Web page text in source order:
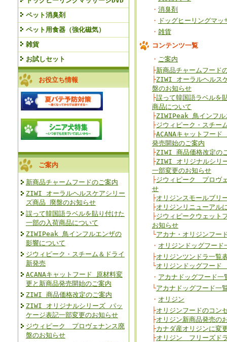
ペット消臭剤
ペット用食器（強化磁気）
雑貨
お試しセット
お役立ち情報
ご案内
新商品チャームフードのご案内
ZIWI オーラルヘルスケアシリー
ズ商品 廃盤のお知らせ
誤って韓国語ラベルを貼り付けた
一部の入荷商品について
ZIWIPeak 鳥インフルエンザの
影響について
ジウィピーク・スチーム＆ドライ
新発売
ACANAキャットフード 原材料変
更と新商品発売開始のご案内
ZIWI 商品価格改定のご案内
ZIWI オリジナルシリーズ パッ
ケージ表記一部変更のお知らせ
ジウィピーク プロヴェナンス廃
盤のお知らせ
・ 消臭剤
・ ドッグヒーリングマッ
・ 雑貨
コンテンツ一覧
・ ご案内
├新商品チャームフード
├ZIWI オーラルヘルス
盤のお知らせ
├誤って韓国語ラベルを
商品について
├ZIWIPeak 鳥インフル
├ジウィピーク・スチー
├ACANAキャットフー
発売開始のご案内
├ZIWI 商品価格改定の
├ZIWI オリジナルシリ
一部変更のお知らせ
├ジウィピーク プロヴ
せ
├オリジンスモールブリ
├オリジンリニューアル
├ジウィピークウェット
お知らせ
└アカナ・オリジンフー
・ オリジンドッグフード
├オリジンツンドラ一覧
└オリジンドッグフー
・ アカナドッグフード一
└アカナドッグフード一
・ オリジン
├オリジンフードのコン
├オリジン新商品発売の
├カナダ産オリジンに変
├オリジン フリーズド